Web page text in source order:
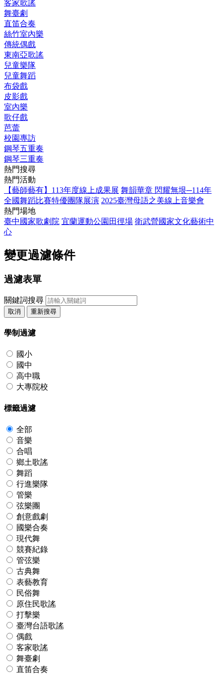
客家歌謠
舞臺劇
直笛合奏
絲竹室內樂
傳統偶戲
東南亞歌謠
兒童樂隊
兒童舞蹈
布袋戲
皮影戲
室內樂
歌仔戲
芭蕾
校園專訪
鋼琴五重奏
鋼琴三重奏
熱門搜尋
熱門活動
【藝師藝有】113年度線上成果展 舞韻華章 閃耀無垠─114年
全國舞蹈比賽特優團隊展演 2025臺灣母語之美線上音樂會
熱門場地
臺中國家歌劇院 宜蘭運動公園田徑場 衛武營國家文化藝術中
心
變更過濾條件
過濾表單
關鍵詞搜尋
取消 重新搜尋
學制過濾
國小
國中
高中職
大專院校
標籤過濾
全部
音樂
合唱
鄉土歌謠
舞蹈
行進樂隊
管樂
弦樂團
創意戲劇
國樂合奏
現代舞
競賽紀錄
管弦樂
古典舞
表藝教育
民俗舞
原住民歌謠
打擊樂
臺灣台語歌謠
偶戲
客家歌謠
舞臺劇
直笛合奏